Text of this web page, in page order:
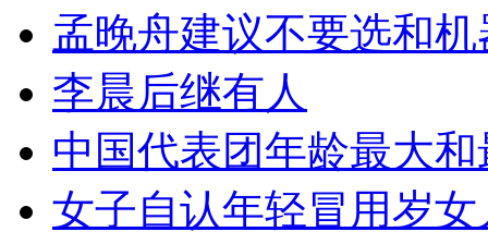
孟晚舟建议不要选和
李晨后继有人
中国代表团年龄最大
女子自认年轻冒用岁